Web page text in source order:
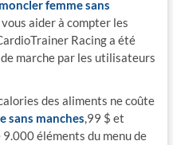
femme sans
aider à compter les
Racing a été
marche par les utilisateurs
des aliments ne coûte
sans manches,99 $ et
éléments du menu de